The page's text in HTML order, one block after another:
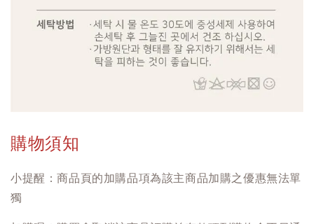
購物須知
小提醒：商品頁的加購品項為該主商品加購之優惠無法單
獨